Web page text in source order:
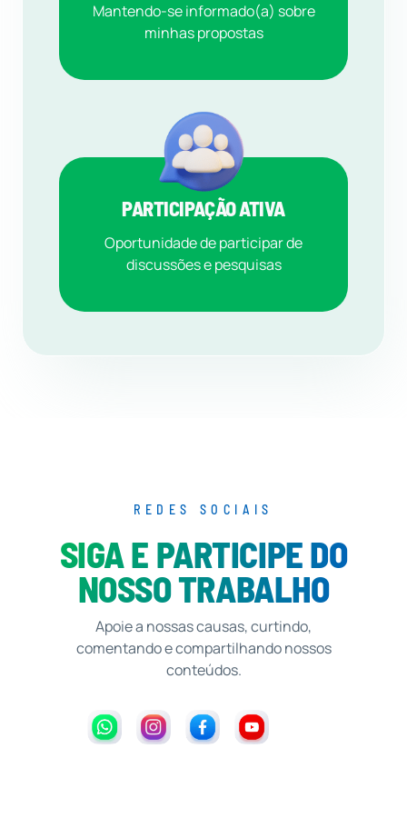
Mantendo-se informado(a) sobre
minhas propostas
PARTICIPAÇÃO ATIVA
Oportunidade de participar de
discussões e pesquisas
REDES SOCIAIS
SIGA E PARTICIPE DO
NOSSO TRABALHO
Apoie a nossas causas, curtindo,
comentando e compartilhando nossos
conteúdos.